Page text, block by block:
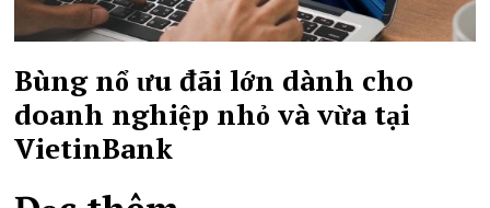
Bùng nổ ưu đãi lớn dành cho
doanh nghiệp nhỏ và vừa tại
VietinBank